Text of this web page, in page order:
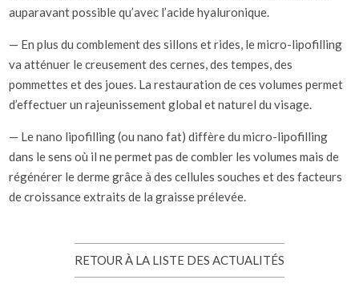
auparavant possible qu’avec l’acide hyaluronique.
— En plus du comblement des sillons et rides, le micro-lipofilling
va atténuer le creusement des cernes, des tempes, des
pommettes et des joues. La restauration de ces volumes permet
d’effectuer un rajeunissement global et naturel du visage.
— Le nano lipofilling (ou nano fat) diffère du micro-lipofilling
dans le sens où il ne permet pas de combler les volumes mais de
régénérer le derme grâce à des cellules souches et des facteurs
de croissance extraits de la graisse prélevée.
RETOUR À LA LISTE DES ACTUALITÉS